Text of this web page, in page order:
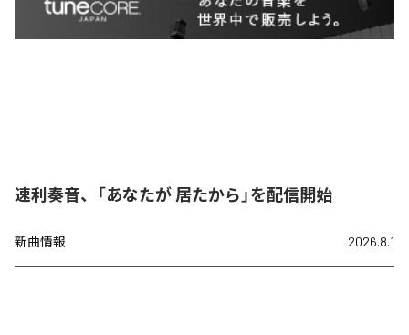
速利奏音、「あなたが 居たから」を配信開始
新曲情報 2026.8.1